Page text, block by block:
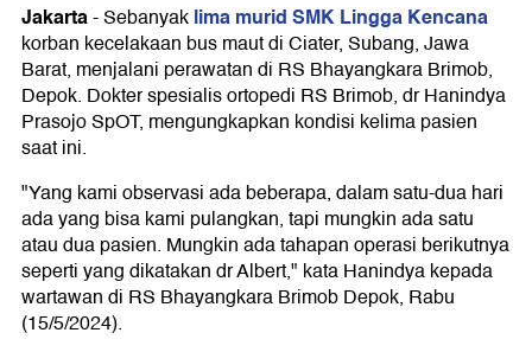
Jakarta-Sebanyaklima murid SMK Lingga Kencana
korban kecelakaan bus maut di Ciater, Subang, Jawa
Barat, menjalani perawatan di RS Bhayangkara Brimob,
Depok. Dokter spesialis ortopedi RS Brimob, dr Hanindya
Prasojo SpOT, mengungkapkan kondisi kelima pasien
saat ini.
"Yang kami observasi ada beberapa, dalam satu-dua hari
ada yang bisa kami pulangkan, tapi mungkin ada satu
atau dua pasien. Mungkin ada tahapan operasi berikutnya
seperti yang dikatakan dr Albert," kata Hanindya kepada
wartawan di RS Bhayangkara Brimob Depok, Rabu
(15/5/2024).